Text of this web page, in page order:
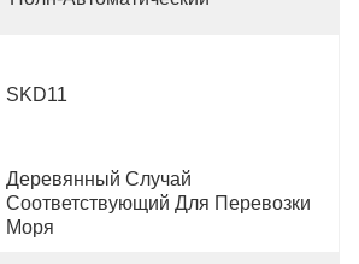
SKD11
Деревянный Случай
Соответствующий Для Перевозки
Моря